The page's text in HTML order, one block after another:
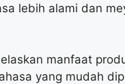
lebih alami dan
manfaat
yang mudah